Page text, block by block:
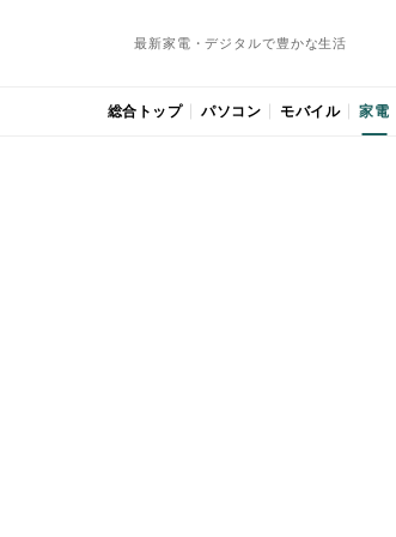
最新家電・デジタルで豊かな生活
総合トップ パソコン モバイル 家電